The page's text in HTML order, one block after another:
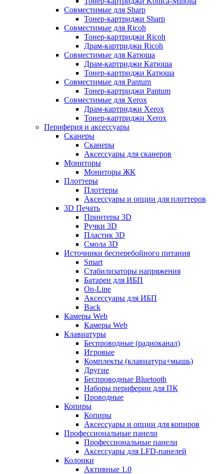
Совместимые для Sharp
Тонер-картриджи Sharp
Совместимые для Ricoh
Тонер-картриджи Ricoh
Драм-картриджи Ricoh
Совместимые для Катюша
Драм-картриджи Катюша
Тонер-картриджи Катюша
Совместимые для Pantum
Тонер-картриджи Pantum
Совместимые для Xerox
Драм-картриджи Xerox
Тонер-картриджи Xerox
Периферия и аксессуары
Сканеры
Сканеры
Аксессуары для сканеров
Мониторы
Мониторы ЖК
Плоттеры
Плоттеры
Аксессуары и опции для плоттеров
3D Печать
Принтеры 3D
Ручки 3D
Пластик 3D
Смола 3D
Источники бесперебойного питания
Smart
Стабилизаторы напряжения
Батареи для ИБП
On-Line
Аксессуары для ИБП
Back
Камеры Web
Камеры Web
Клавиатуры
Беспроводные (радиоканал)
Игровые
Комплекты (клавиатура+мышь)
Другие
Беспроводные Bluetooth
Наборы периферии для ПК
Проводные
Копиры
Копиры
Аксессуары и опции для копиров
Профессиональные панели
Профессиональные панели
Аксессуары для LFD-панелей
Колонки
Активные 1.0